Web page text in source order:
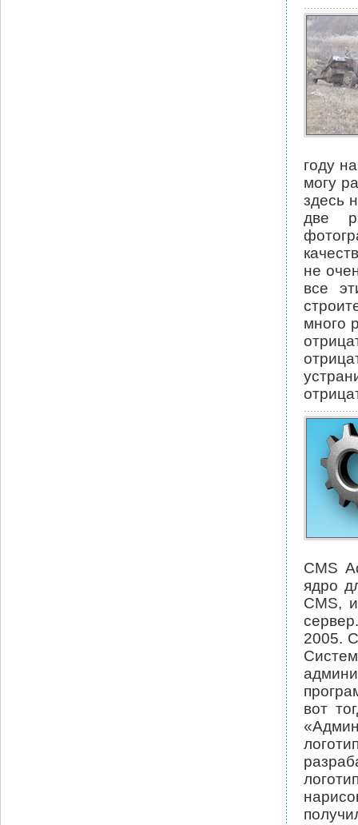
году
могу
здесь
две
не
все
много
CMS
ядро
CMS,
2005.
вот